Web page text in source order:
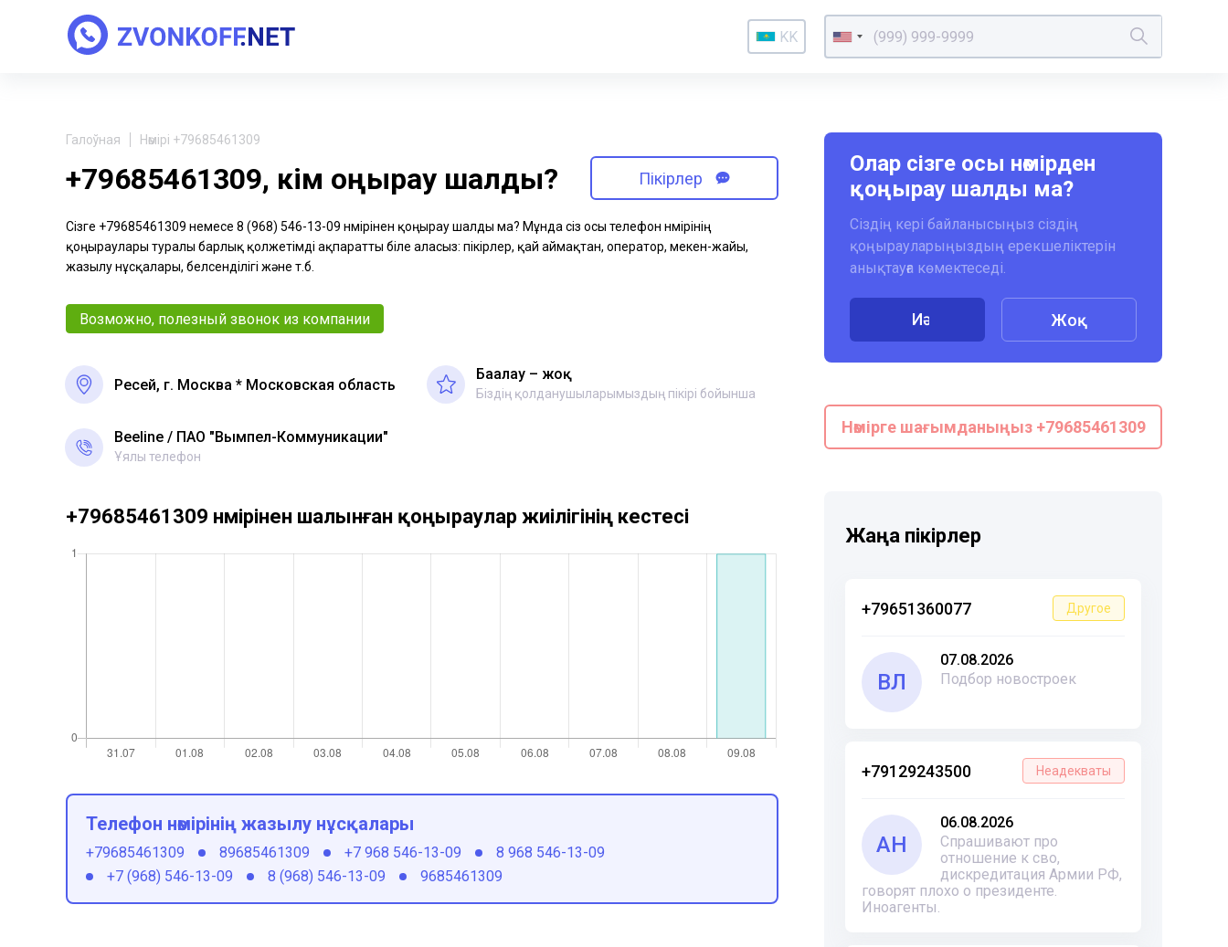
KK
Галоўная Нөмірі +79685461309
+79685461309, кім қоңырау шалды? Пікірлер
Сізге +79685461309 немесе 8 (968) 546-13-09 нөмірінен қоңырау шалды ма? Мұнда сіз осы телефон нөмірінің
қоңыраулары туралы барлық қолжетімді ақпаратты біле аласыз: пікірлер, қай аймақтан, оператор, мекен-жайы,
жазылу нұсқалары, белсенділігі және т.б.
Возможно, полезный звонок из компании
Ресей, г. Москва * Московская область
Бағалау – жоқ
Біздің қолданушыларымыздың пікірі бойынша
Beeline ПАО "Вымпел-Коммуникации"
Ұялы телефон
Олар сізге осы нөмірден
қоңырау шалды ма?
Сіздің кері байланысыңыз сіздің
қоңырауларыңыздың ерекшеліктерін
анықтауға көмектеседі.
Иә Жоқ
Нөмірге шағымданыңыз +79685461309
Жаңа пікірлер
+79651360077 Другое
ВЛ
07.08.2026
Подбор новостроек
+79129243500 Неадекваты
АН
06.08.2026
Спрашивают про
отношение к сво,
дискредитация Армии РФ,
говорят плохо о президенте.
Иноагенты.
+79685461309 нөмірінен шалынған қоңыраулар жиілігінің кестесі
Телефон нөмірінің жазылу нұсқалары
+79685461309 89685461309 +7 968 546-13-09
8 968 546-13-09
+7 (968) 546-13-09
8 (968) 546-13-09 9685461309